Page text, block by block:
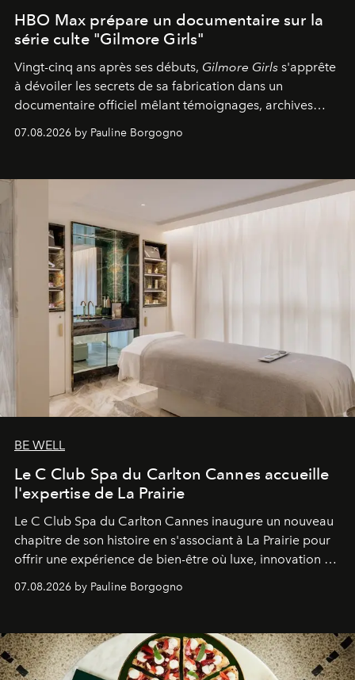
HBO Max prépare un documentaire sur la
série culte "Gilmore Girls"
Vingt-cinq ans après ses débuts, Gilmore Girls s'apprête
à dévoiler les secrets de sa fabrication dans un
documentaire officiel mêlant témoignages, archives
inédites et plongée dans les coulisses d'un phénomène
générationnel.
07.08.2026 by Pauline Borgogno
BE WELL
Le C Club Spa du Carlton Cannes accueille
l'expertise de La Prairie
Le C Club Spa du Carlton Cannes inaugure un nouveau
chapitre de son histoire en s'associant à La Prairie pour
offrir une expérience de bien-être où luxe, innovation et
expertise se rencontrent.
07.08.2026 by Pauline Borgogno